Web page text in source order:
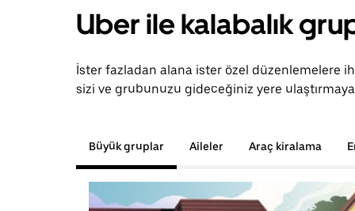
Uber ile kalabalık
İster fazladan alana ister özel düzenlemelere
sizi ve grubunuzu gideceğiniz yere ulaştırmaya
Büyük gruplar Aileler Araç kiralama